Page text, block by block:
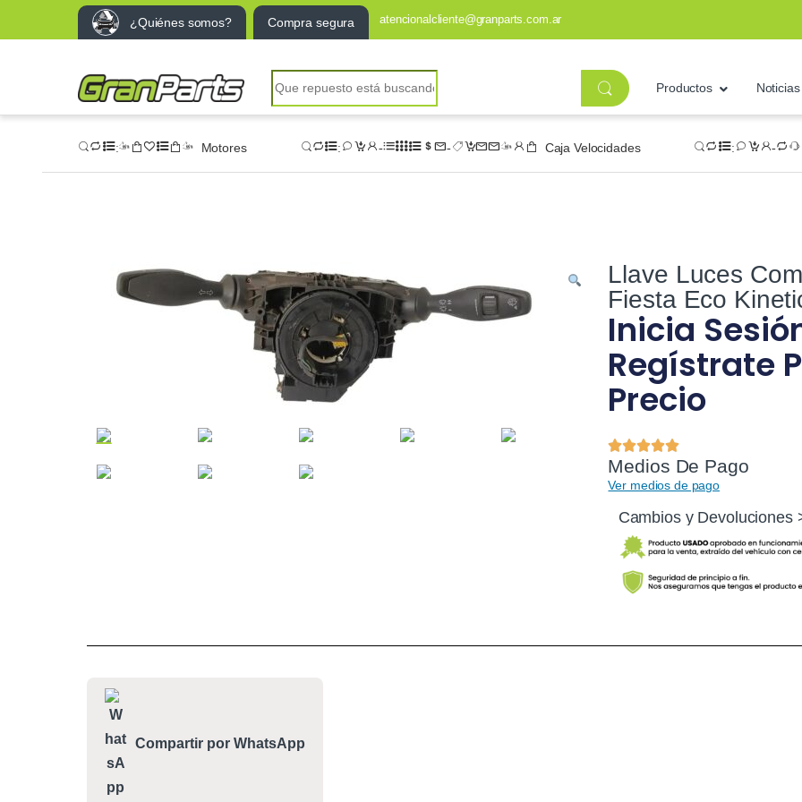
¿Quiénes somos? Compra segura atencionalcliente@granparts.com.ar
Productos Noticias
Motores Caja Velocidades
Llave Luces
Fiesta Eco
Inicia
Regístrate
Precio
Medios De Pago
Ver medios de pago
Cambios y Devoluciones
Compartir por WhatsApp